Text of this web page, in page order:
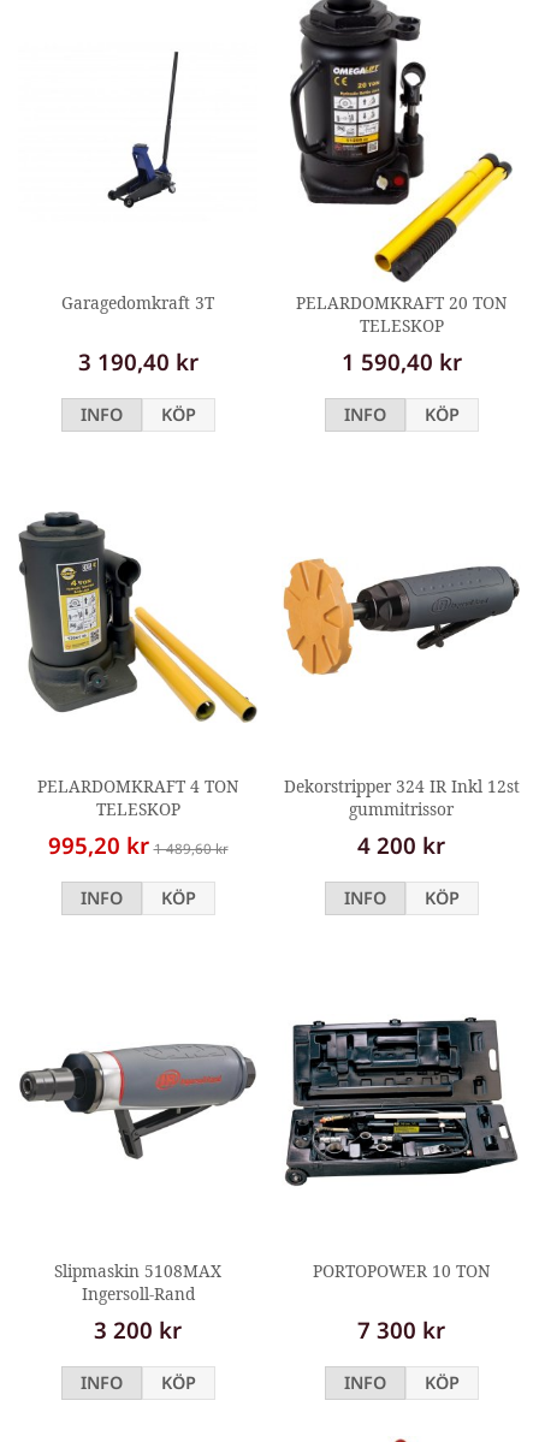
Garagedomkraft 3T
3 190,40 kr
INFO KÖP
PELARDOMKRAFT 20 TON
TELESKOP
1 590,40 kr
INFO KÖP
PELARDOMKRAFT 4 TON
TELESKOP
995,20 kr 1 489,60 kr
INFO KÖP
Dekorstripper 324 IR Inkl 12st
gummitrissor
4 200 kr
INFO KÖP
Slipmaskin 5108MAX
Ingersoll-Rand
3 200 kr
INFO KÖP
PORTOPOWER 10 TON
7 300 kr
INFO KÖP